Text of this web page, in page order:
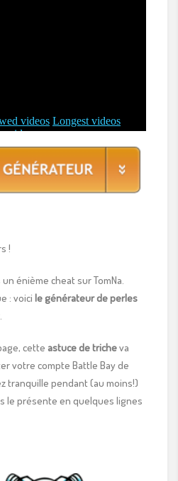
!
énième cheat sur TomNa.
: voici le générateur de perles
.
cette astuce de tricheva
votre compte Battle Bay de
tranquille pendant (au moins!)
le présente en quelques lignes